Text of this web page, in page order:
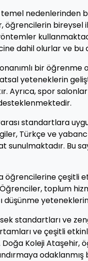
temel
bireysel
dahil olurlar ve bu
bir öğrenme
yeteneklerin
Ayrıca, spor
standartlara
Türkçe ve
sunulmaktadır. Bu
öğrencilerine çeşitli
toplum
düşünme
standartları ve
ve çeşitli
Koleji Ataşehir,
odaklanmış